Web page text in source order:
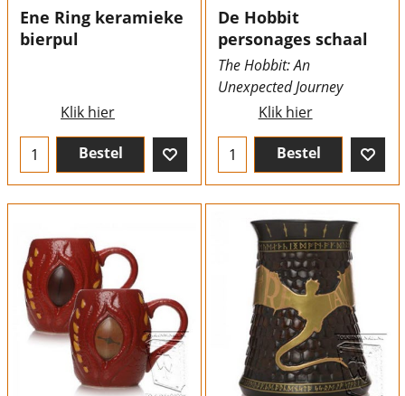
Ene Ring keramieke
bierpul
Klik hier
Bestel
De Hobbit
personages schaal
The Hobbit: An
Unexpected Journey
Klik hier
Bestel